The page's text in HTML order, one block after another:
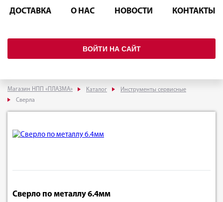
ДОСТАВКА О НАС НОВОСТИ КОНТАКТЫ
ВОЙТИ НА САЙТ
Магазин НПП «ПЛАЗМА» Каталог
Инструменты сервисные
Сверла
Сверло по металлу 6.4мм